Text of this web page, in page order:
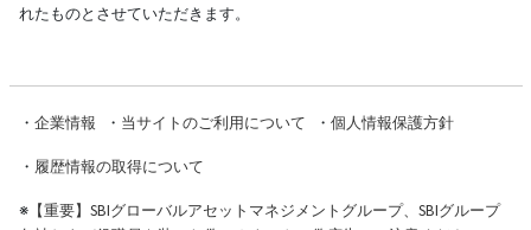
れたものとさせていただきます。
・ 企業情報 ・ 当サイトのご利用について ・ 個人情報保護方針
・ 履歴情報の取得について
※【重要】SBIグローバルアセットマネジメントグループ、SBIグループ